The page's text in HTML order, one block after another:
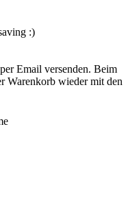
:)
Email versenden. Beim
Warenkorb wieder mit den